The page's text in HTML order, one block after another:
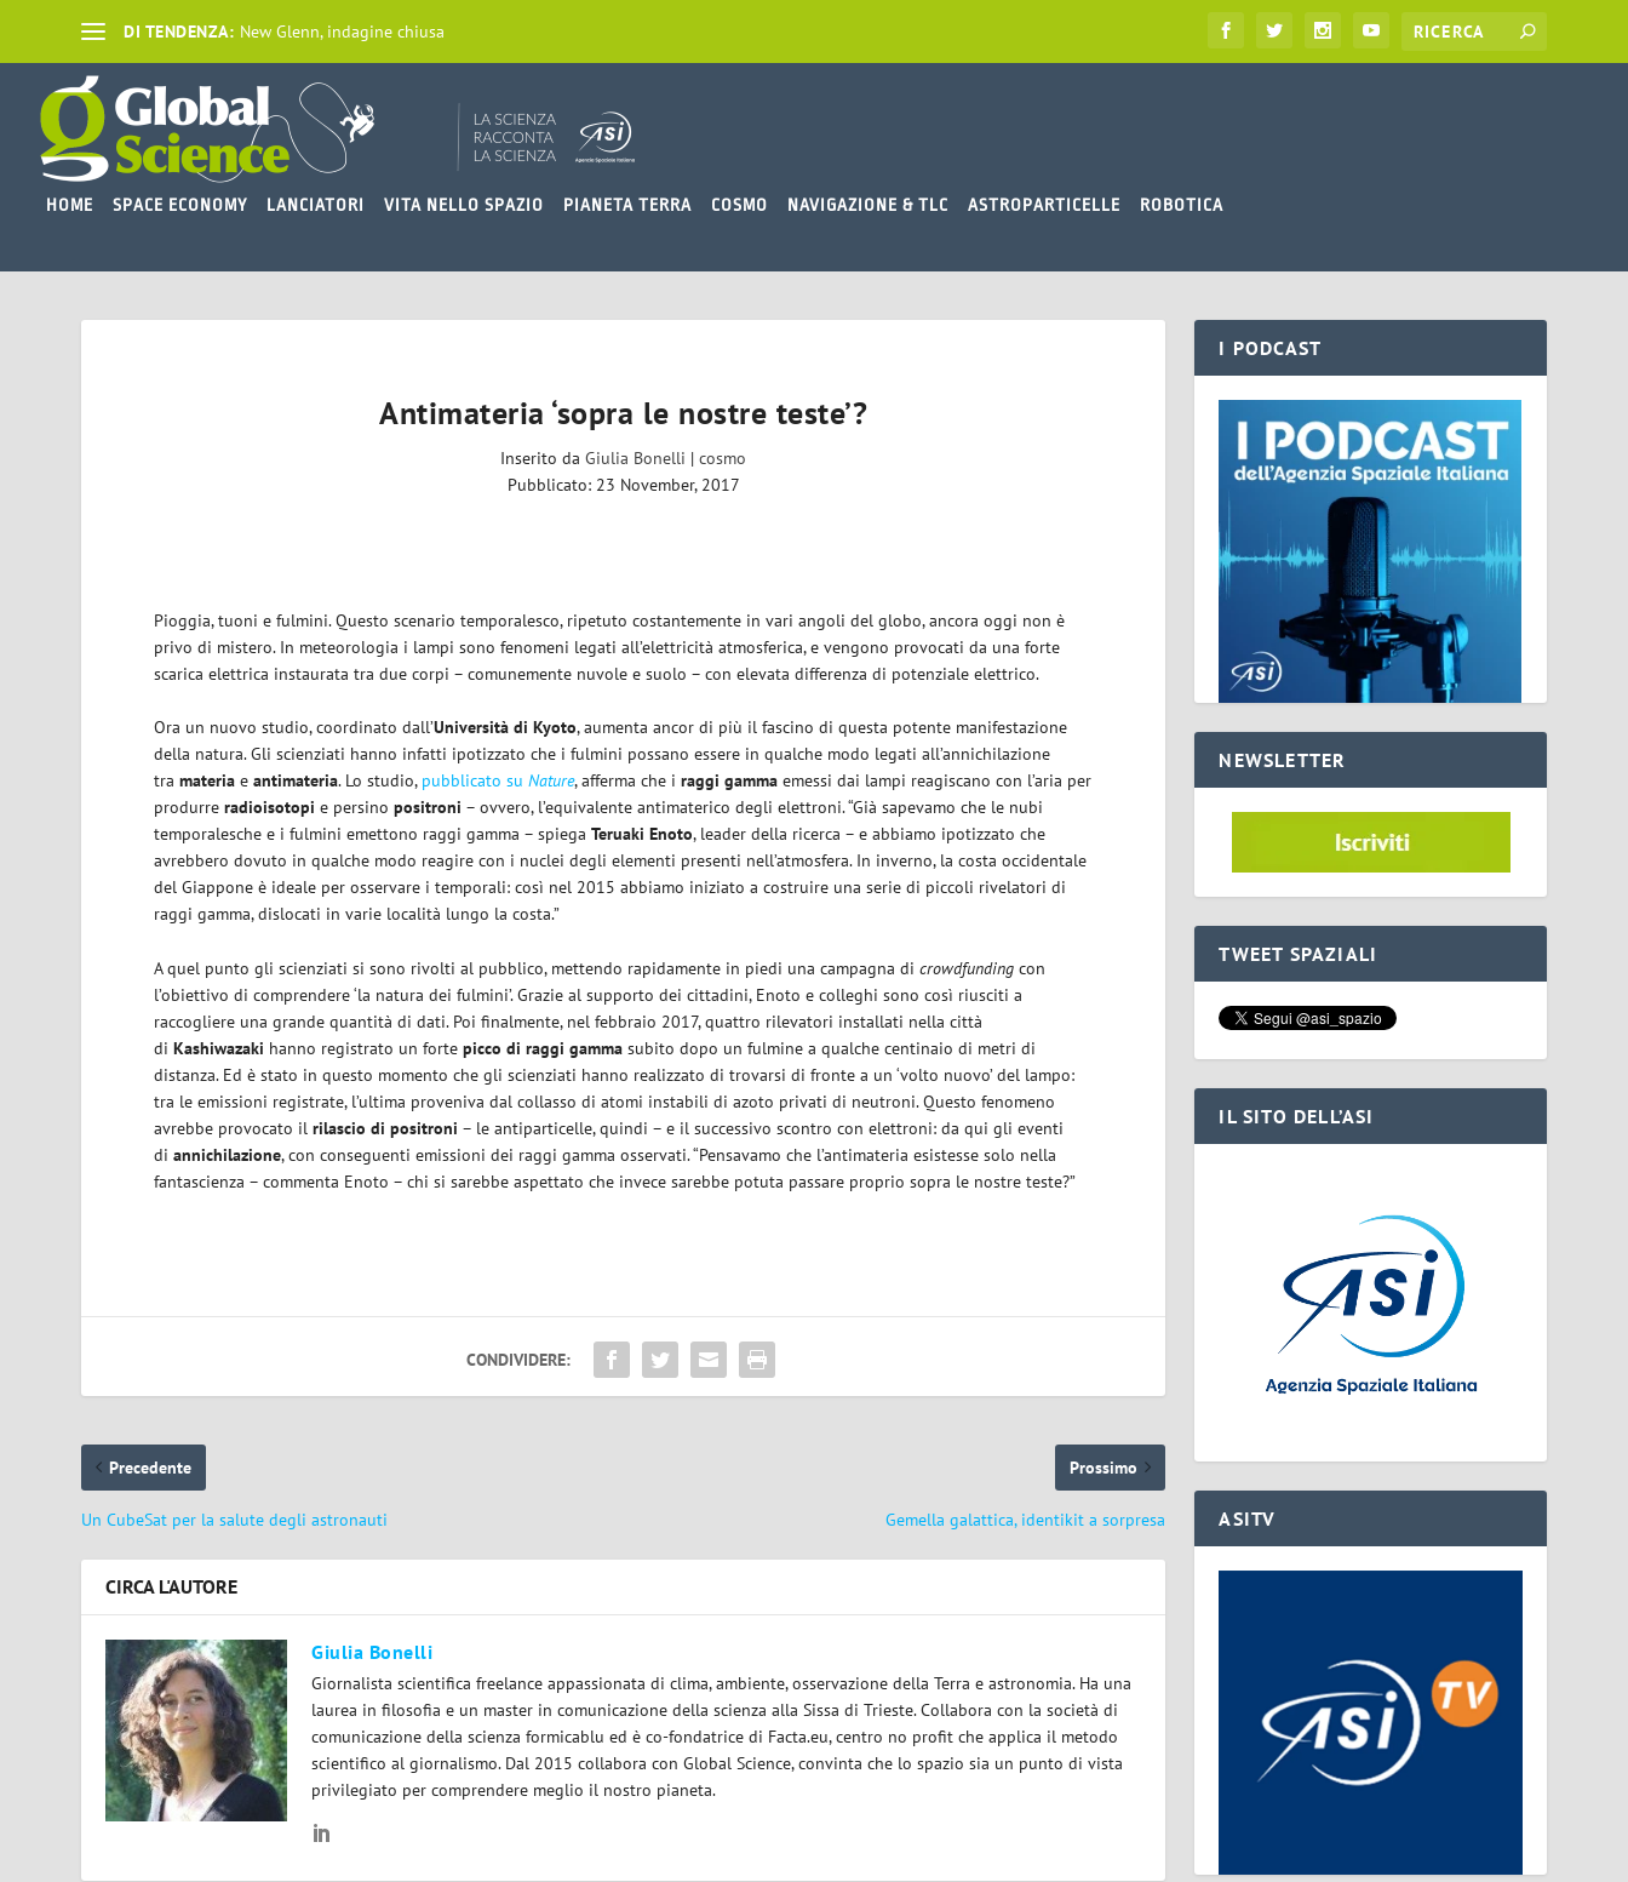
DI TENDENZA: New Glenn, indagine chiusa
HOME SPACE ECONOMY LANCIATORI VITA NELLO SPAZIO PIANETA TERRA COSMO NAVIGAZIONE & TLC ASTROPARTICELLE ROBOTICA
Antimateria ‘sopra le nostre teste’?
Inserito daGiulia Bonelli |cosmo
Pubblicato: 23 November, 2017
Pioggia, tuoni e fulmini. Questo scenario temporalesco, ripetuto costantemente in vari angoli del globo, ancora oggi non è
privo di mistero. In meteorologia i lampi sono fenomeni legati all’elettricità atmosferica, e vengono provocati da una forte
scarica elettrica instaurata tra due corpi – comunemente nuvole e suolo – con elevata differenza di potenziale elettrico.
Ora un nuovo studio, coordinato dall’Università di Kyoto, aumenta ancor di più il fascino di questa potente manifestazione
della natura. Gli scienziati hanno infatti ipotizzato che i fulmini possano essere in qualche modo legati all’annichilazione
tramateria eantimateria. Lo studio, pubblicato suNature, afferma che iraggi gamma emessi dai lampi reagiscano con l’aria per
produrreradioisotopi e persinopositroni – ovvero, l’equivalente antimaterico degli elettroni. “Già sapevamo che le nubi
temporalesche e i fulmini emettono raggi gamma – spiegaTeruaki Enoto, leader della ricerca – e abbiamo ipotizzato che
avrebbero dovuto in qualche modo reagire con i nuclei degli elementi presenti nell’atmosfera. In inverno, la costa occidentale
del Giappone è ideale per osservare i temporali: così nel 2015 abbiamo iniziato a costruire una serie di piccoli rivelatori di
raggi gamma, dislocati in varie località lungo la costa.”
A quel punto gli scienziati si sono rivolti al pubblico, mettendo rapidamente in piedi una campagna dicrowdfunding con
l’obiettivo di comprendere ‘la natura dei fulmini’. Grazie al supporto dei cittadini, Enoto e colleghi sono così riusciti a
raccogliere una grande quantità di dati. Poi finalmente, nel febbraio 2017, quattro rilevatori installati nella città
diKashiwazaki hanno registrato un fortepicco di raggi gamma subito dopo un fulmine a qualche centinaio di metri di
distanza. Ed è stato in questo momento che gli scienziati hanno realizzato di trovarsi di fronte a un ‘volto nuovo’ del lampo:
tra le emissioni registrate, l’ultima proveniva dal collasso di atomi instabili di azoto privati di neutroni. Questo fenomeno
avrebbe provocato ilrilascio di positroni – le antiparticelle, quindi – e il successivo scontro con elettroni: da qui gli eventi
diannichilazione, con conseguenti emissioni dei raggi gamma osservati. “Pensavamo che l’antimateria esistesse solo nella
fantascienza – commenta Enoto – chi si sarebbe aspettato che invece sarebbe potuta passare proprio sopra le nostre teste?”
CONDIVIDERE:
Precedente
Un CubeSat per la salute degli astronauti
Prossimo
Gemella galattica, identikit a sorpresa
CIRCA L'AUTORE
Giulia Bonelli
Giornalista scientifica freelance appassionata di clima, ambiente, osservazione della Terra e astronomia. Ha una
laurea in filosofia e un master in comunicazione della scienza alla Sissa di Trieste. Collabora con la società di
comunicazione della scienza formicablu ed è co-fondatrice di Facta.eu, centro no profit che applica il metodo
scientifico al giornalismo. Dal 2015 collabora con Global Science, convinta che lo spazio sia un punto di vista
privilegiato per comprendere meglio il nostro pianeta.
I PODCAST
NEWSLETTER
TWEET SPAZIALI
IL SITO DELL’ASI
ASITV